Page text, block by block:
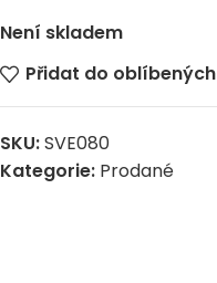
Není skladem
Přidat do oblíbených
SKU:SVE080
Kategorie: Prodané